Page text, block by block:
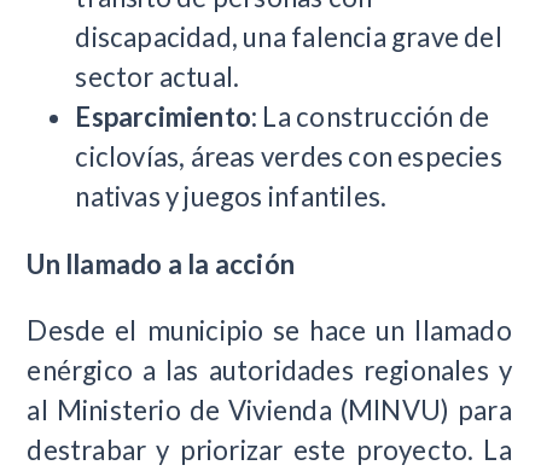
discapacidad, una falencia grave del
sector actual.
Esparcimiento: La construcción de
ciclovías, áreas verdes con especies
nativas y juegos infantiles.
Un llamado a la acción
Desde el municipio se hace un llamado
enérgico a las autoridades regionales y
al Ministerio de Vivienda (MINVU) para
destrabar y priorizar este proyecto. La